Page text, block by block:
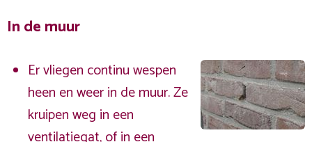
In de muur
Er vliegen continu wespen
heen en weer in de muur. Ze
kruipen weg in een